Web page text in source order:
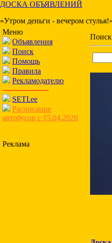
ДОСКА ОБЪЯВЛЕНИЙ
«Утром деньги - вечером стулья!»
Меню
Объявления
Поиск
Помощь
Правила
Рекламодателю
-------------------
SETI.ee
Расписание
автобусов с 15.04.2026
Реклама
Поиск